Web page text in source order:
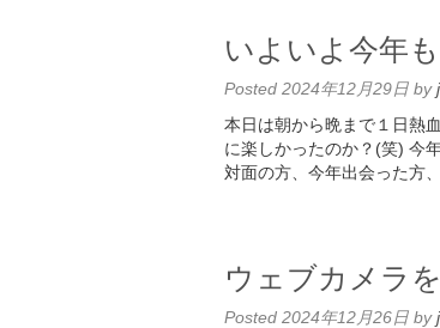
いよいよ今年も
Posted 2024年12月29日 by
本日は朝から晩まで１日熱
に楽しかったのか？(笑) 今
対面の方、今年出会った方
ウェブカメラを
Posted 2024年12月26日 by